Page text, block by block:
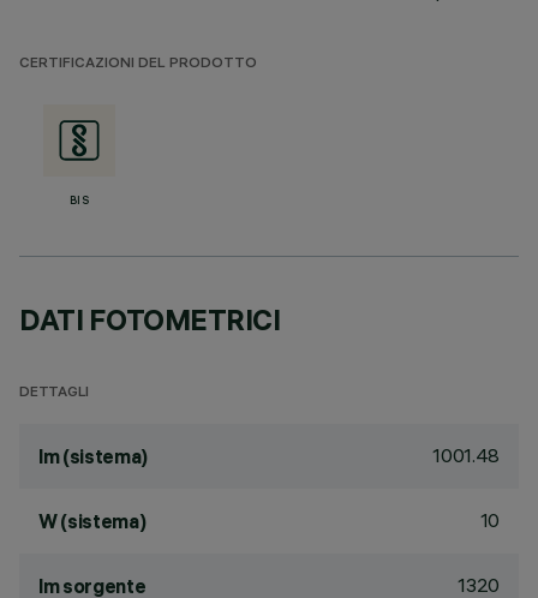
CERTIFICAZIONI DEL PRODOTTO
BIS
DATI FOTOMETRICI
DETTAGLI
lm (sistema) 1001.48
W (sistema) 10
lm sorgente 1320